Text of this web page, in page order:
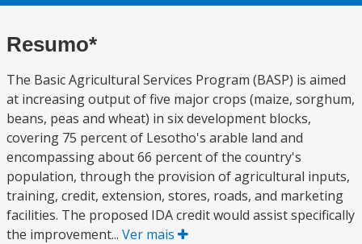
Resumo*
The Basic Agricultural Services Program (BASP) is aimed
at increasing output of five major crops (maize, sorghum,
beans, peas and wheat) in six development blocks,
covering 75 percent of Lesotho's arable land and
encompassing about 66 percent of the country's
population, through the provision of agricultural inputs,
training, credit, extension, stores, roads, and marketing
facilities. The proposed IDA credit would assist specifically
the improvement... Ver mais